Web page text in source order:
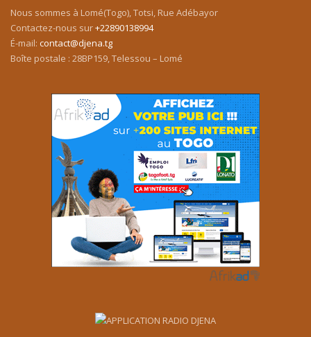
Nous sommes à Lomé(Togo), Totsi, Rue Adébayor
Contactez-nous sur+22890138994
É-mail: contact@djena.tg
Boîte postale : 28BP159, Telessou – Lomé